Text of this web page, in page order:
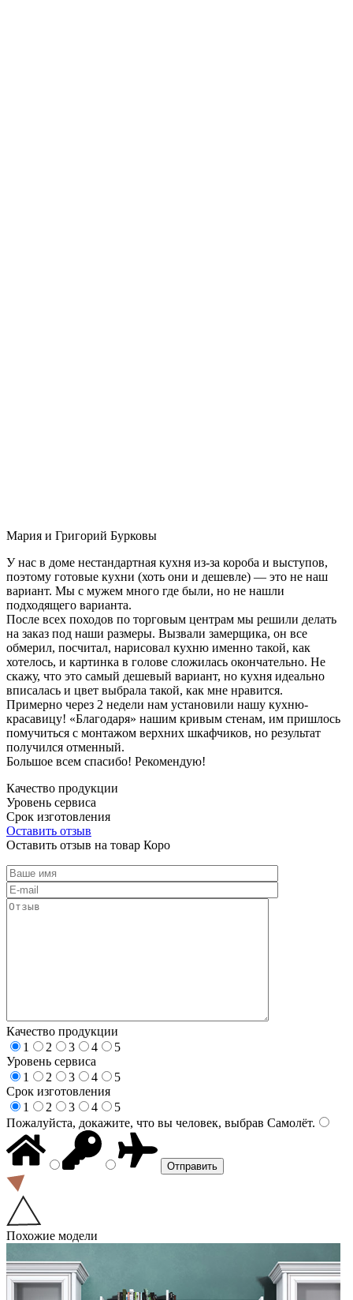
Мария и Григорий Бурковы
У нас в доме нестандартная кухня из-за короба и выступов,
поэтому готовые кухни (хоть они и дешевле) — это не наш
вариант. Мы с мужем много где были, но не нашли
подходящего варианта.
После всех походов по торговым центрам мы решили делать
на заказ под наши размеры. Вызвали замерщика, он все
обмерил, посчитал, нарисовал кухню именно такой, как
хотелось, и картинка в голове сложилась окончательно. Не
скажу, что это самый дешевый вариант, но кухня идеально
вписалась и цвет выбрала такой, как мне нравится.
Примерно через 2 недели нам установили нашу кухню-
красавицу! «Благодаря» нашим кривым стенам, им пришлось
помучиться с монтажом верхних шкафчиков, но результат
получился отменный.
Большое всем спасибо! Рекомендую!
Качество продукции
Уровень сервиса
Срок изготовления
Оставить отзыв
Оставить отзыв на товар Коро
Качество продукции
1
2 3 4
5
Уровень сервиса
1
2 3 4
5
Срок изготовления
1
2 3 4
5
Пожалуйста, докажите, что вы человек, выбрав Самолёт.
Похожие модели